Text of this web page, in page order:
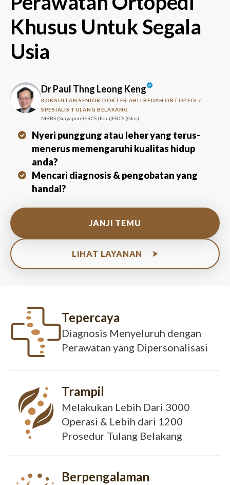
Khusus Untuk Segala
Usia
Dr Paul Thng Leong Keng
KONSULTAN SENIOR DOKTER AHLI BEDAH ORTOPEDI /
SPESIALIS TULANG BELAKANG
MBBS (Singapore)FRCS (Edin)FRCS (Glas)
Nyeri punggung atau leher yang terus-
menerus memengaruhi kualitas hidup
anda?
Mencari diagnosis & pengobatan yang
handal?
JANJI TEMU
LIHAT LAYANAN
Tepercaya
Diagnosis Menyeluruh dengan
Perawatan yang Dipersonalisasi
Trampil
Melakukan Lebih Dari 3000
Operasi & Lebih dari 1200
Prosedur Tulang Belakang
Berpengalaman